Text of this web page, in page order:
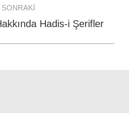
SONRAKI
Next Hadis-i Şerifler